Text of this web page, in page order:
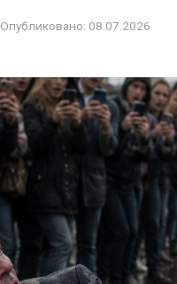
Опубликовано: 08.07.2026